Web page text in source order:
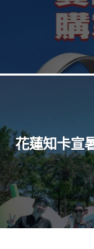
花蓮知卡宣